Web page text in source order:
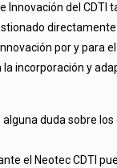
Innovación del
por y para
incorporación y
alguna duda sobre
el Neotec CDTI